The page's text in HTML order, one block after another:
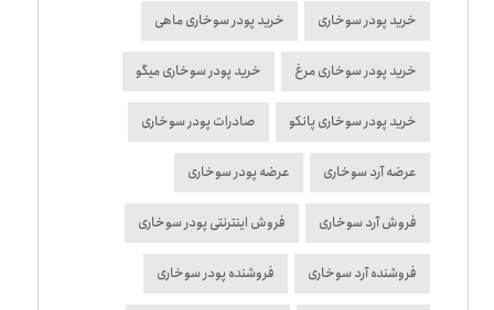
خرید پودر سوخاری خرید پودر سوخاری ماهی
خرید پودر سوخاری مرغ خرید پودر سوخاری میگو
خرید پودر سوخاری پانکو صادرات پودر سوخاری
عرضه آرد سوخاری عرضه پودر سوخاری
فروش آرد سوخاری فروش اینترنتی پودر سوخاری
فروشنده آرد سوخاری فروشنده پودر سوخاری